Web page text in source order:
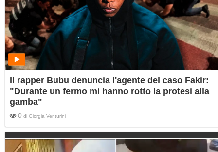
Il rapper Bubu denuncia l'agente del caso Fakir:
"Durante un fermo mi hanno rotto la protesi alla
gamba"
0 di Giorgia Venturini